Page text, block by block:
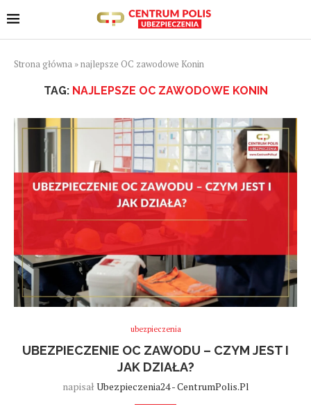
Strona główna »najlepsze OC zawodowe Konin
TAG: NAJLEPSZE OC ZAWODOWE KONIN
ubezpieczenia
UBEZPIECZENIE OC ZAWODU – CZYM JEST I
JAK DZIAŁA?
napisał Ubezpieczenia24 - CentrumPolis.pl